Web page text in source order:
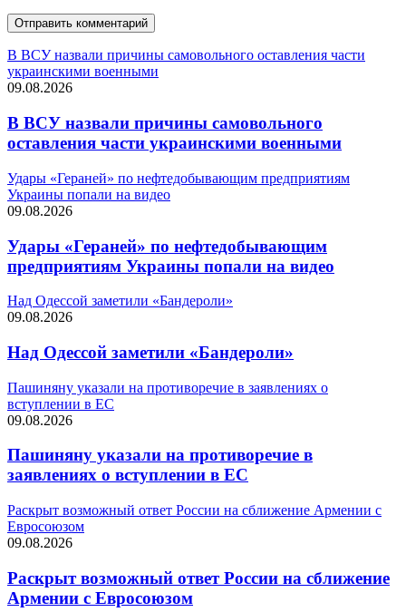
В ВСУ назвали причины самовольного оставления части
украинскими военными
09.08.2026
В ВСУ назвали причины самовольного
оставления части украинскими военными
Удары «Гераней» по нефтедобывающим предприятиям
Украины попали на видео
09.08.2026
Удары «Гераней» по нефтедобывающим
предприятиям Украины попали на видео
Над Одессой заметили «Бандероли»
09.08.2026
Над Одессой заметили «Бандероли»
Пашиняну указали на противоречие в заявлениях о
вступлении в ЕС
09.08.2026
Пашиняну указали на противоречие в
заявлениях о вступлении в ЕС
Раскрыт возможный ответ России на сближение Армении с
Евросоюзом
09.08.2026
Раскрыт возможный ответ России на сближение
Армении с Евросоюзом